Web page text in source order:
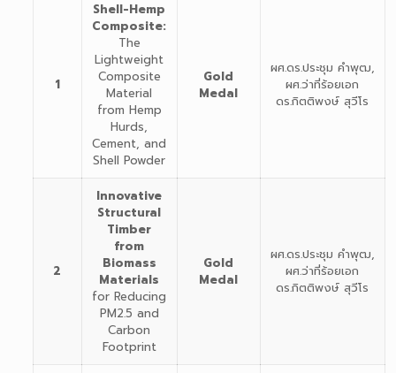
1
Shell-Hemp
Composite:
The
Lightweight
Composite
Material
from Hemp
Hurds,
Cement, and
Shell Powder
Gold
Medal
ผศ.ดร.ประชุม คำพุฒ,
ผศ.ว่าที่ร้อยเอก
ดร.กิตติพงษ์ สุวีโร
2
Innovative
Structural
Timber
from
Biomass
Materials
for Reducing
PM2.5 and
Carbon
Footprint
Gold
Medal
ผศ.ดร.ประชุม คำพุฒ,
ผศ.ว่าที่ร้อยเอก
ดร.กิตติพงษ์ สุวีโร